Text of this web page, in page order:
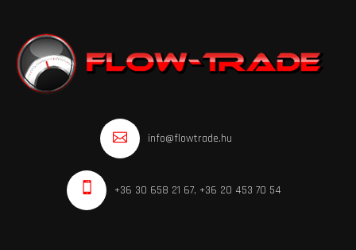
info@flowtrade.hu
+36 30 658 21 67, +36 20 453 70 54